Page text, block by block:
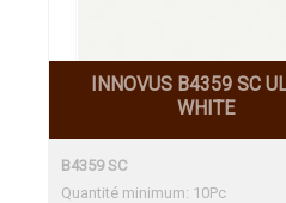
INNOVUS B4359 SC
WHITE
B4359 SC
Quantité minimum: 10Pc